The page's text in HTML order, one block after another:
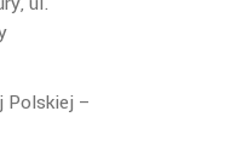
Polskiej –